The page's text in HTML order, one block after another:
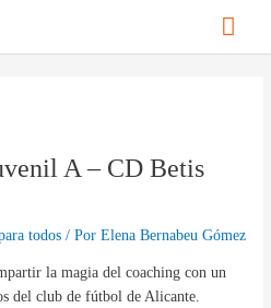
A – CD Betis
todos / PorElena Bernabeu Gómez
la magia del coaching con un
del club de fútbol de Alicante.